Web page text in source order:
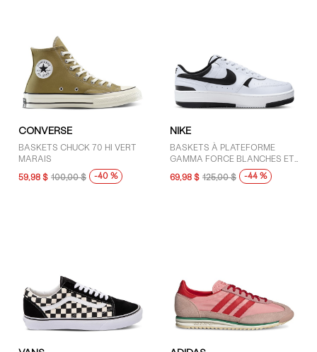
CONVERSE
BASKETS CHUCK 70 HI VERT
MARAIS
59,98 $ 100,00 $ -40 %
NIKE
BASKETS À PLATEFORME
GAMMA FORCE BLANCHES ET
NOIRES POUR FEMMES
69,98 $ 125,00 $ -44 %